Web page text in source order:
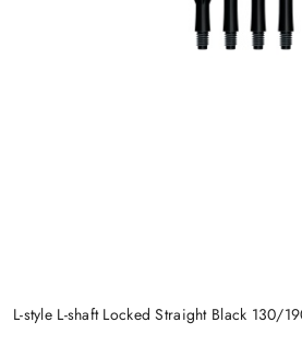
L-style L-shaft Locked Straight Black 130/